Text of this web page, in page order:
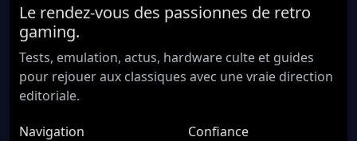
Le rendez-vous des passionnes de retro
gaming.
Tests, emulation, actus, hardware culte et guides
pour rejouer aux classiques avec une vraie direction
editoriale.
Navigation
Confiance